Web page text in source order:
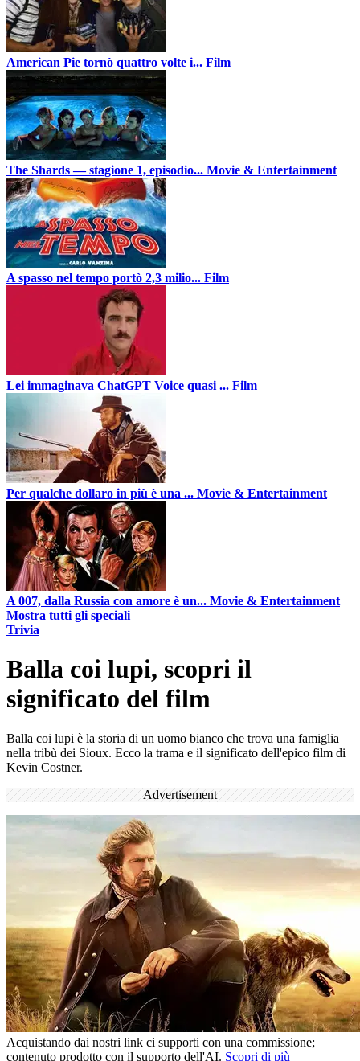
American Pie tornò quattro volte i... Film
The Shards — stagione 1, episodio... Movie & Entertainment
A spasso nel tempo portò 2,3 milio... Film
Lei immaginava ChatGPT Voice quasi ... Film
Per qualche dollaro in più è una ... Movie & Entertainment
A 007, dalla Russia con amore è un... Movie & Entertainment
Mostra tutti gli speciali
Trivia
Balla coi lupi, scopri il
significato del film
Balla coi lupi è la storia di un uomo bianco che trova una famiglia
nella tribù dei Sioux. Ecco la trama e il significato dell'epico film di
Kevin Costner.
Advertisement
Acquistando dai nostri link ci supporti con una commissione;
contenuto prodotto con il supporto dell'AI. Scopri di più